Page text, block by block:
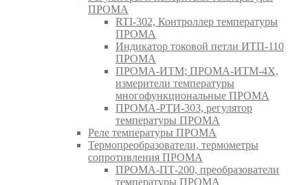
ПРОМА
RTI-302, Контроллер температуры
ПРОМА
Индикатор токовой петли ИТП-110
ПРОМА
ПРОМА-ИТМ; ПРОМА-ИТМ-4Х,
измерители температуры
многофункциональные ПРОМА
ПРОМА-РТИ-303, регулятор
температуры ПРОМА
Реле температуры ПРОМА
Термопреобразователи, термометры
сопротивления ПРОМА
ПРОМА-ПТ-200, преобразователи
температуры ПРОМА